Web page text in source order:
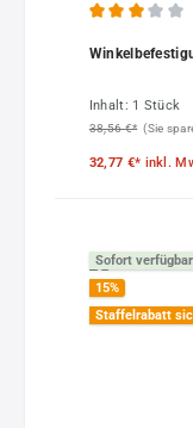
Inhalt: 1 Stück
38,56 €* (Sie
32,77 €* inkl.
Sofort verfügbar
15%
Staffelrabatt